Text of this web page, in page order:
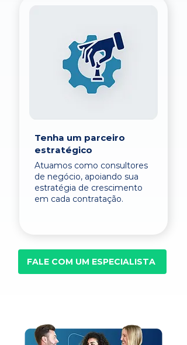
Tenha um parceiro
estratégico
Atuamos como consultores
de negócio, apoiando sua
estratégia de crescimento
em cada contratação.
FALE COM UM ESPECIALISTA